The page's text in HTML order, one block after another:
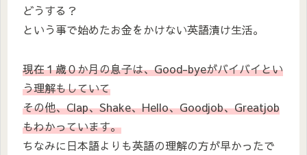
どうする？
という事で始めたお金をかけない英語漬け生活。
現在１歳０か月の息子は、Good-byeがバイバイとい
う理解もしていて
その他、Clap、Shake、Hello、Goodjob、Greatjob
もわかっています。
ちなみに日本語よりも英語の理解の方が早かったで